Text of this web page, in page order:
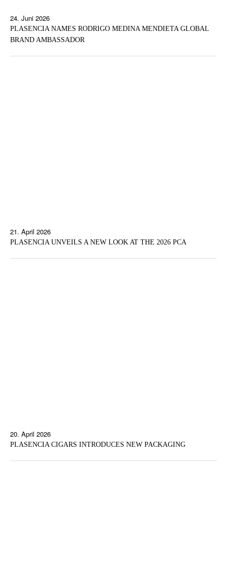
24. Juni 2026
PLASENCIA NAMES RODRIGO MEDINA MENDIETA GLOBAL
BRAND AMBASSADOR
21. April 2026
PLASENCIA UNVEILS A NEW LOOK AT THE 2026 PCA
20. April 2026
PLASENCIA CIGARS INTRODUCES NEW PACKAGING